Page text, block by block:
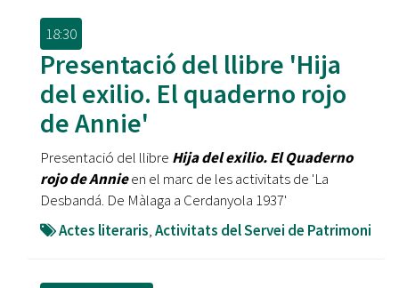
18:30
Presentació del llibre 'Hija
del exilio. El quaderno rojo
de Annie'
Presentació del llibre Hija del exilio. El Quaderno
rojo de Annieen el marc de les activitats de 'La
Desbandá. De Màlaga a Cerdanyola 1937'
Actes literaris,Activitats del Servei de Patrimoni